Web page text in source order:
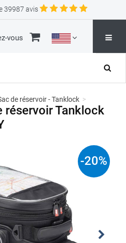
39987 avis
vous
de réservoir - Tanklock >
réservoir Tanklock
-20%